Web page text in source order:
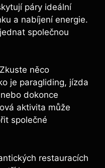
páry ideální
a nabíjení energie.
společnou
Zkuste něco
je paragliding, jízda
dokonce
aktivita může
společné
⁤restauracích